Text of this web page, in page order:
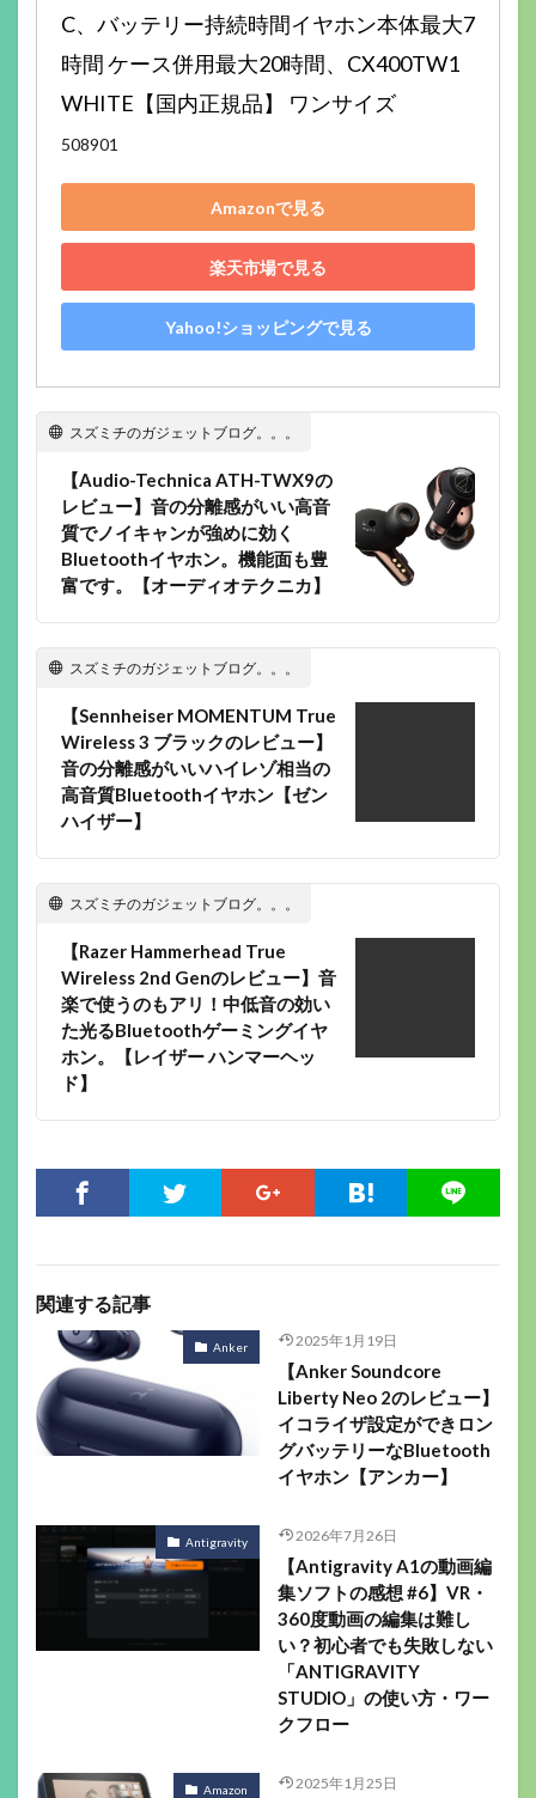
C、バッテリー持続時間イヤホン本体最大7
時間 ケース併用最大20時間​、CX400TW1
WHITE【国内正規品】 ワンサイズ
508901
Amazonで見る
楽天市場で見る
Yahoo!ショッピングで見る
スズミチのガジェットブログ。。。
【Audio-Technica ATH-TWX9の
レビュー】音の分離感がいい高音
質でノイキャンが強めに効く
Bluetoothイヤホン。機能面も豊
富です。【オーディオテクニカ】
スズミチのガジェットブログ。。。
【Sennheiser MOMENTUM True
Wireless 3 ブラックのレビュー】
音の分離感がいいハイレゾ相当の
高音質Bluetoothイヤホン【ゼン
ハイザー】
スズミチのガジェットブログ。。。
【Razer Hammerhead True
Wireless 2nd Genのレビュー】音
楽で使うのもアリ！中低音の効い
た光るBluetoothゲーミングイヤ
ホン。【レイザー ハンマーヘッ
ド】
関連する記事
Anker 2025年1月19日
【Anker Soundcore
Liberty Neo 2のレビュー】
イコライザ設定ができロン
グバッテリーなBluetooth
イヤホン【アンカー】
Antigravity 2026年7月26日
【Antigravity A1の動画編
集ソフトの感想 #6】VR・
360度動画の編集は難し
い？初心者でも失敗しない
「ANTIGRAVITY
STUDIO」の使い方・ワー
クフロー
Amazon 2025年1月25日